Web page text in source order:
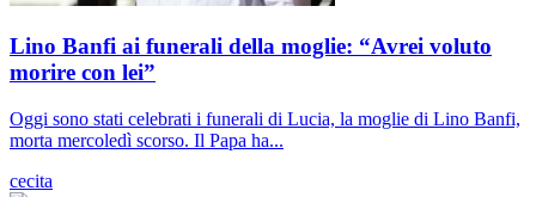
Lino Banfi ai funerali della moglie: “Avrei voluto
morire con lei”
Oggi sono stati celebrati i funerali di Lucia, la moglie di Lino Banfi,
morta mercoledì scorso. Il Papa ha...
cecita